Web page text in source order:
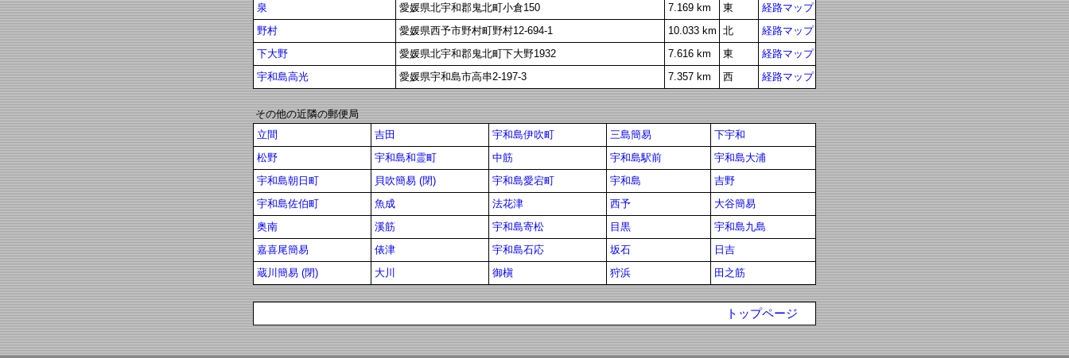
泉
愛媛県北宇和郡鬼北町小倉150 7.169 km 東
経路マップ
野村
愛媛県西予市野村町野村12-694-1 10.033 km 北
経路マップ
下大野
愛媛県北宇和郡鬼北町下大野1932 7.616 km 東
経路マップ
宇和島高光
愛媛県宇和島市高串2-197-3 7.357 km 西 経路マップ
その他の近隣の郵便局
立間
吉田 宇和島伊吹町 三島簡易
下宇和
松野
宇和島和霊町 中筋 宇和島駅前
宇和島大浦
宇和島朝日町
貝吹簡易 (閉) 宇和島愛宕町 宇和島
吉野
宇和島佐伯町
魚成 法花津 西予
大谷簡易
奥南
溪筋 宇和島寄松 目黒
宇和島九島
嘉喜尾簡易
俵津 宇和島石応 坂石
日吉
蔵川簡易 (閉)
大川 御槇 狩浜 田之筋
トップページ